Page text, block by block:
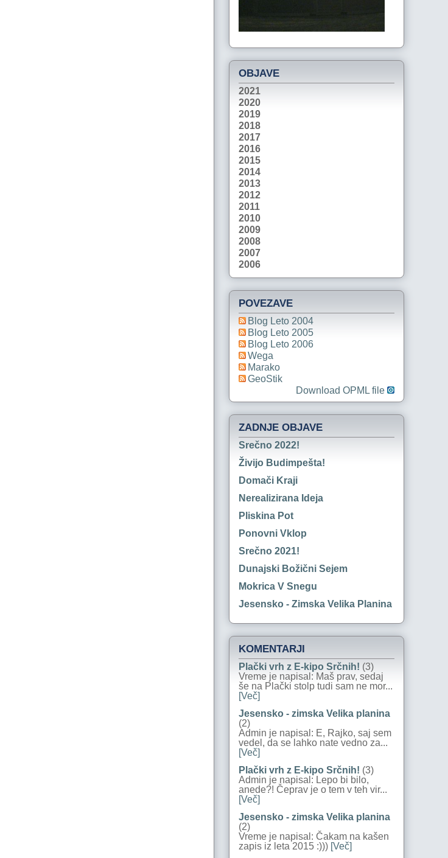
OBJAVE
2021
2020
2019
2018
2017
2016
2015
2014
2013
2012
2011
2010
2009
2008
2007
2006
POVEZAVE
Blog Leto 2004
Blog Leto 2005
Blog Leto 2006
Wega
Marako
GeoStik
Download OPML file
ZADNJE OBJAVE
Srečno 2022!
Živijo Budimpešta!
Domači Kraji
Nerealizirana Ideja
Pliskina Pot
Ponovni Vklop
Srečno 2021!
Dunajski Božični Sejem
Mokrica V Snegu
Jesensko - Zimska Velika Planina
KOMENTARJI
Plački vrh z E-kipo Srčnih! (3)
Vreme je napisal: Maš prav, sedaj
še na Plački stolp tudi sam ne mor...
[Več]
Jesensko - zimska Velika planina
(2)
Admin je napisal: E, Rajko, saj sem
vedel, da se lahko nate vedno za...
[Več]
Plački vrh z E-kipo Srčnih! (3)
Admin je napisal: Lepo bi bilo,
anede?! Čeprav je o tem v teh vir...
[Več]
Jesensko - zimska Velika planina
(2)
Vreme je napisal: Čakam na kašen
zapis iz leta 2015 :))) [Več]